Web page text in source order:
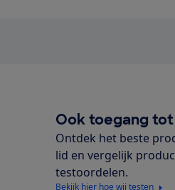
Ook toegang
Ontdek het beste
lid en vergelijk
testoordelen.
Bekijk hier hoe wij testen